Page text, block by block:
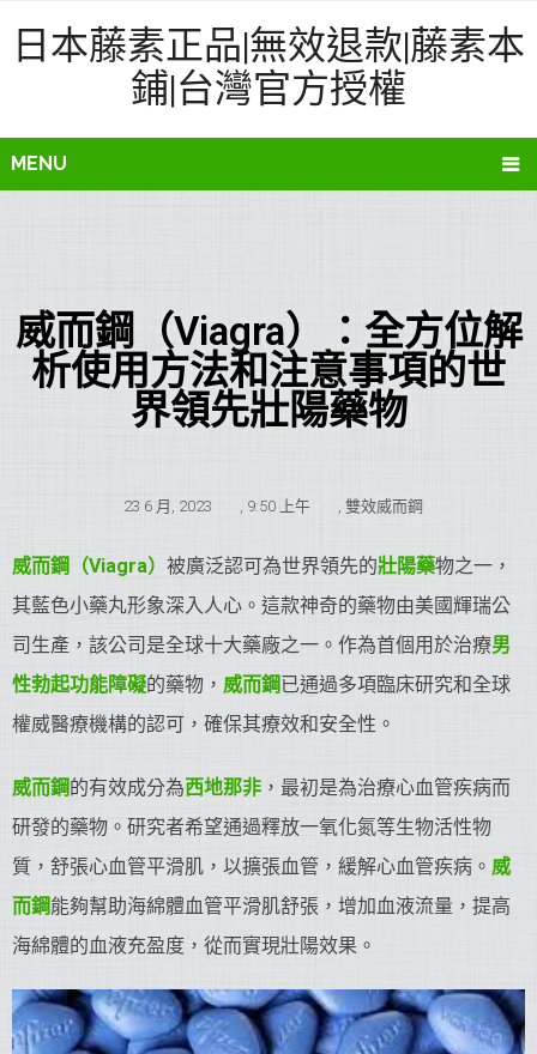
日本藤素正品|無效退款|藤素本
鋪|台灣官方授權
MENU
威而鋼（Viagra）：全方位解
析使用方法和注意事項的世
界領先壯陽藥物
23 6 月, 2023 , 9:50 上午 , 雙效威而鋼
威而鋼（Viagra） 被廣泛認可為世界領先的壯陽藥物之一，
其藍色小藥丸形象深入人心。這款神奇的藥物由美國輝瑞公
司生產，該公司是全球十大藥廠之一。作為首個用於治療男
性勃起功能障礙的藥物， 威而鋼已通過多項臨床研究和全球
權威醫療機構的認可，確保其療效和安全性。
威而鋼的有效成分為西地那非 ，最初是為治療心血管疾病而
研發的藥物。研究者希望通過釋放一氧化氮等生物活性物
質，舒張心血管平滑肌，以擴張血管，緩解心血管疾病。 威
而鋼能夠幫助海綿體血管平滑肌舒張，增加血液流量，提高
海綿體的血液充盈度，從而實現壯陽效果。